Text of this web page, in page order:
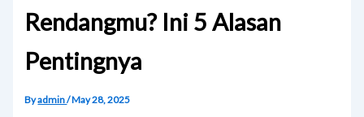
Rendangmu? Ini 5 Alasan
Pentingnya
Byadmin/May 28, 2025